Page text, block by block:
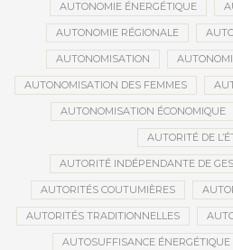
AUTONOMIE ÉNERGÉTIQUE
AUTONOMIE RÉGIONALE
AUTONOMISATION
AUTONOMISATION DES FEMMES
AUTONOMISATION ÉCONOMIQUE
AUTORITÉ DE
AUTORITÉ INDÉPENDANTE DE
AUTORITÉS COUTUMIÈRES
AUTORITÉS TRADITIONNELLES
AUTOSUFFISANCE ÉNERGÉTIQUE